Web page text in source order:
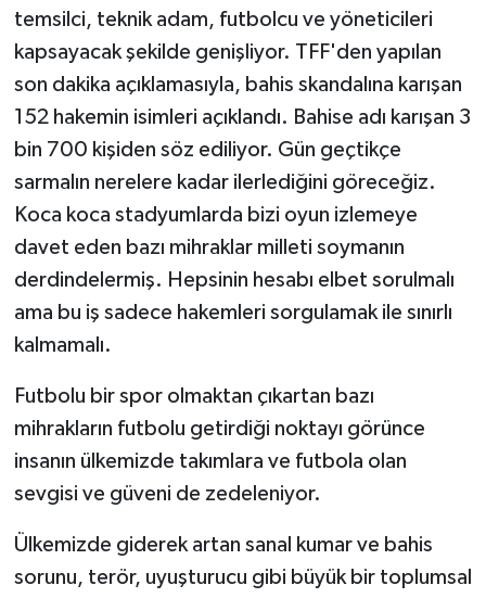
temsilci, teknik adam, futbolcu ve yöneticileri
kapsayacak şekilde genişliyor. TFF'den yapılan
son dakika açıklamasıyla, bahis skandalına karışan
152 hakemin isimleri açıklandı. Bahise adı karışan 3
bin 700 kişiden söz ediliyor. Gün geçtikçe
sarmalın nerelere kadar ilerlediğini göreceğiz.
Koca koca stadyumlarda bizi oyun izlemeye
davet eden bazı mihraklar milleti soymanın
derdindelermiş. Hepsinin hesabı elbet sorulmalı
ama bu iş sadece hakemleri sorgulamak ile sınırlı
kalmamalı.
Futbolu bir spor olmaktan çıkartan bazı
mihrakların futbolu getirdiği noktayı görünce
insanın ülkemizde takımlara ve futbola olan
sevgisi ve güveni de zedeleniyor.
Ülkemizde giderek artan sanal kumar ve bahis
sorunu, terör, uyuşturucu gibi büyük bir toplumsal